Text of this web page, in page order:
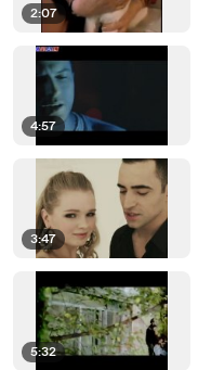
2:07
4:57
3:47
5:32